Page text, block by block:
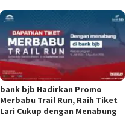
bank bjb Hadirkan Promo
Merbabu Trail Run, Raih Tiket
Lari Cukup dengan Menabung